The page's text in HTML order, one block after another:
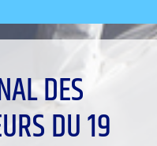
DES
DU 19